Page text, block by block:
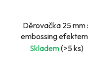
Děrovačka 25 mm
embossing
Kytka
Skladem(>5 ks)